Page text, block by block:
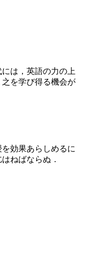
は，英語の力の上
を学び得る機会が
効果あらしめるに
ねばならぬ．